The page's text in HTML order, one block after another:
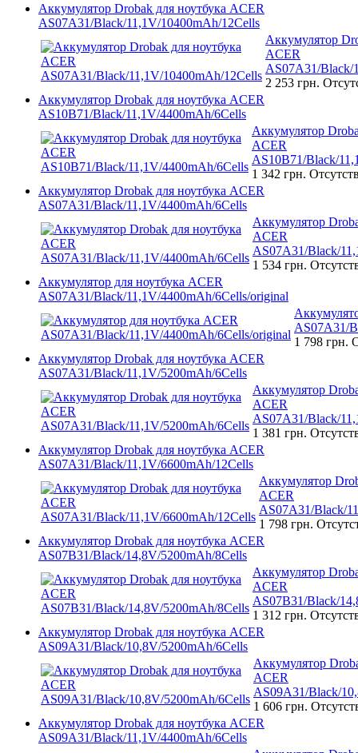
Аккумулятор Drobak для ноутбука ACER
AS07A31/Black/11,1V/10400mAh/12Cells
Аккумулятор
ACER
AS07A31/Black/
2 253 грн.
Аккумулятор Drobak для ноутбука ACER
AS10B71/Black/11,1V/4400mAh/6Cells
Аккумулятор
ACER
AS10B71/Black/
1 342 грн.
Аккумулятор Drobak для ноутбука ACER
AS07A31/Black/11,1V/4400mAh/6Cells
Аккумулятор
ACER
AS07A31/Black/
1 534 грн.
Аккумулятор для ноутбука ACER
AS07A31/Black/11,1V/4400mAh/6Cells/original
AS07A31/
1 798 грн.
Аккумулятор Drobak для ноутбука ACER
AS07A31/Black/11,1V/5200mAh/6Cells
Аккумулятор
ACER
AS07A31/Black/
1 381 грн.
Аккумулятор Drobak для ноутбука ACER
AS07A31/Black/11,1V/6600mAh/12Cells
Аккумулятор
ACER
AS07A31/Black/
1 798 грн.
Аккумулятор Drobak для ноутбука ACER
AS07B31/Black/14,8V/5200mAh/8Cells
Аккумулятор
ACER
AS07B31/Black/
1 312 грн.
Аккумулятор Drobak для ноутбука ACER
AS09A31/Black/10,8V/5200mAh/6Cells
Аккумулятор
ACER
AS09A31/Black/
1 606 грн.
Аккумулятор Drobak для ноутбука ACER
AS09A31/Black/11,1V/4400mAh/6Cells